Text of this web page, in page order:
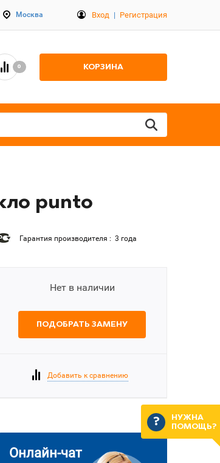
Москва Вход | Регистрация
0 КОРЗИНА
punto
Гарантия производителя : 3 года
Нет в наличии
ПОДОБРАТЬ ЗАМЕНУ
Добавить к сравнению
Онлайн-чат
НУЖНА
ПОМОЩЬ?